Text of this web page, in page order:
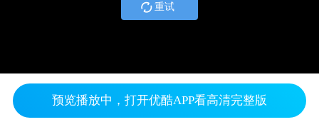
重试
预览播放中，打开优酷APP看高清完整版